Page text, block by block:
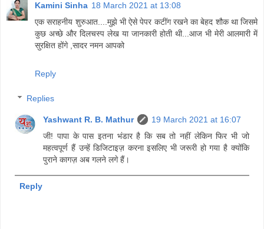
Kamini Sinha 18 March 2021 at 13:08
एक सराहनीय शुरुआत....मुझे भी ऐसे पेपर कटींग रखने का बेहद शौक था जिसमे
कुछ अच्छे और दिलचस्प लेख या जानकारी होती थी...आज भी मेरी आलमारी में
सुरक्षित होंगे ,सादर नमन आपको
Reply
Replies
Yashwant R. B. Mathur
19 March 2021 at 16:07
जी! पापा के पास इतना भंडार है कि सब तो नहीं लेकिन फिर भी जो
महत्वपूर्ण हैं उन्हें डिजिटाइज़ करना इसलिए भी जरूरी हो गया है क्योंकि
पुराने कागज़ अब गलने लगे हैं।
Reply